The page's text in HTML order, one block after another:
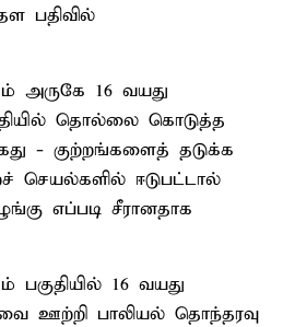
பதிவில்
16 வயது
ரீதியில் தொல்லை கொடுத்த
- குற்றங்களைத் தடுக்க
செயல்களில் ஈடுபட்டால்
எப்படி சீரானதாக
16 வயது
ஊற்றி பாலியல் தொந்தரவு